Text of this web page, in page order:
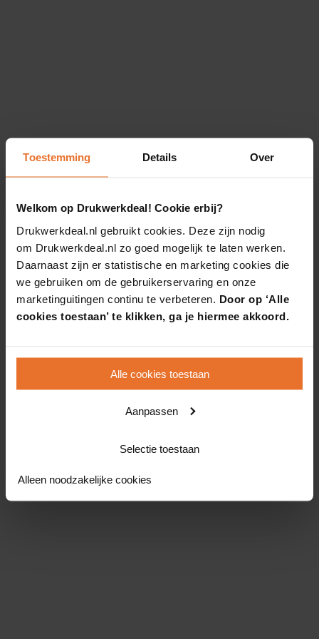
Toestemming Details Over
Welkom op Drukwerkdeal! Cookie erbij?
Drukwerkdeal.nl gebruikt cookies. Deze zijn nodig
om Drukwerkdeal.nl zo goed mogelijk te laten werken.
Daarnaast zijn er statistische en marketing cookies die
we gebruiken om de gebruikerservaring en onze
marketinguitingen continu te verbeteren. Door op ‘Alle
cookies toestaan’ te klikken, ga je hiermee akkoord.
Alle cookies toestaan
Aanpassen
Selectie toestaan
Alleen noodzakelijke cookies